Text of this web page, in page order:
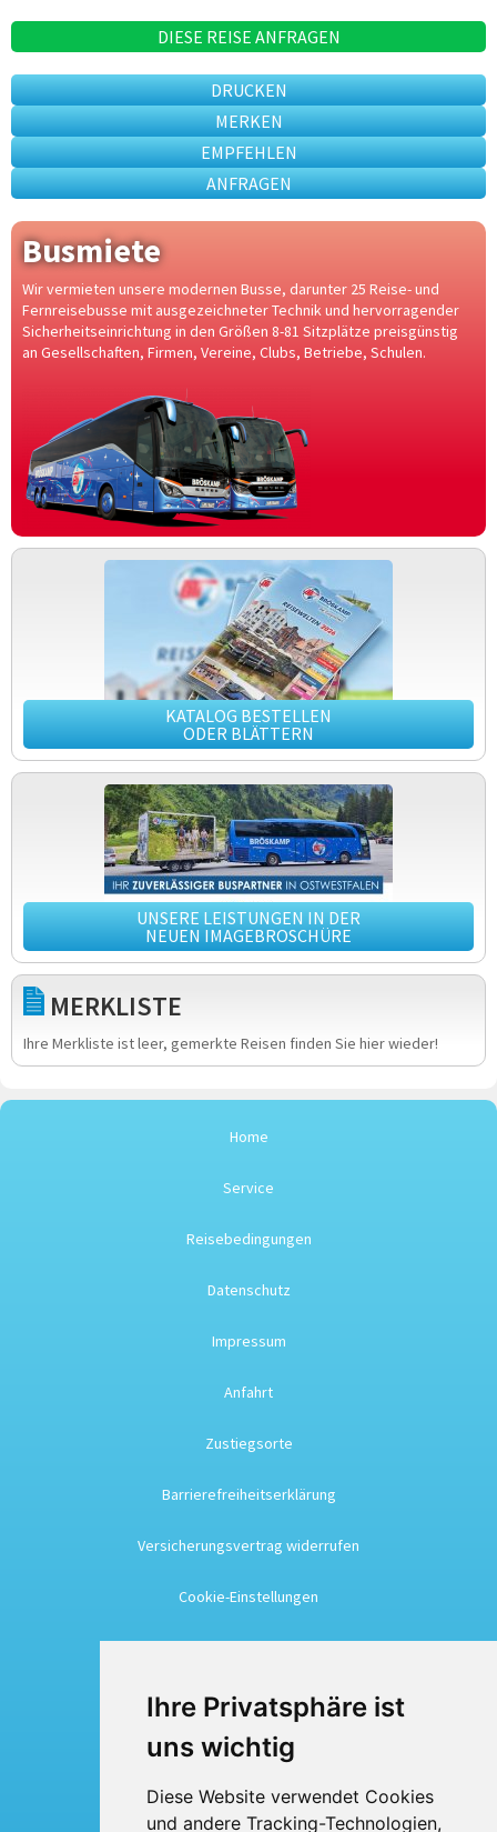
Ihre Privatsphäre ist
uns wichtig
Diese Website verwendet Cookies
und andere Tracking-Technologien,
DIESE REISE ANFRAGEN
DRUCKEN
MERKEN
EMPFEHLEN
ANFRAGEN
Busmiete
Wir vermieten unsere modernen Busse, darunter 25 Reise- und
Fernreisebusse mit ausgezeichneter Technik und hervorragender
Sicherheitseinrichtung in den Größen 8-81 Sitzplätze preisgünstig
an Gesellschaften, Firmen, Vereine, Clubs, Betriebe, Schulen.
KATALOG BESTELLEN
ODER BLÄTTERN
UNSERE LEISTUNGEN IN DER
NEUEN IMAGEBROSCHÜRE
MERKLISTE
Ihre Merkliste ist leer, gemerkte Reisen finden Sie hier wieder!
Home
Service
Reisebedingungen
Datenschutz
Impressum
Anfahrt
Zustiegsorte
Barrierefreiheitserklärung
Versicherungsvertrag widerrufen
Cookie-Einstellungen
Busmiete
Über uns